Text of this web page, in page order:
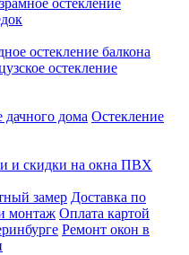
остекление
остекление балкона
остекление
дачного дома Остекление
и скидки на окна ПВХ
замер Доставка по
монтаж Оплата картой
Ремонт окон в